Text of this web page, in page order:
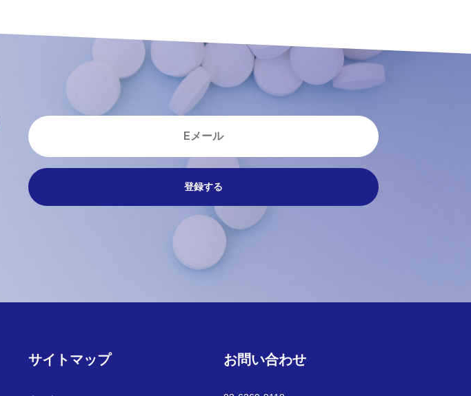
登録する
サイトマップ お問い合わせ